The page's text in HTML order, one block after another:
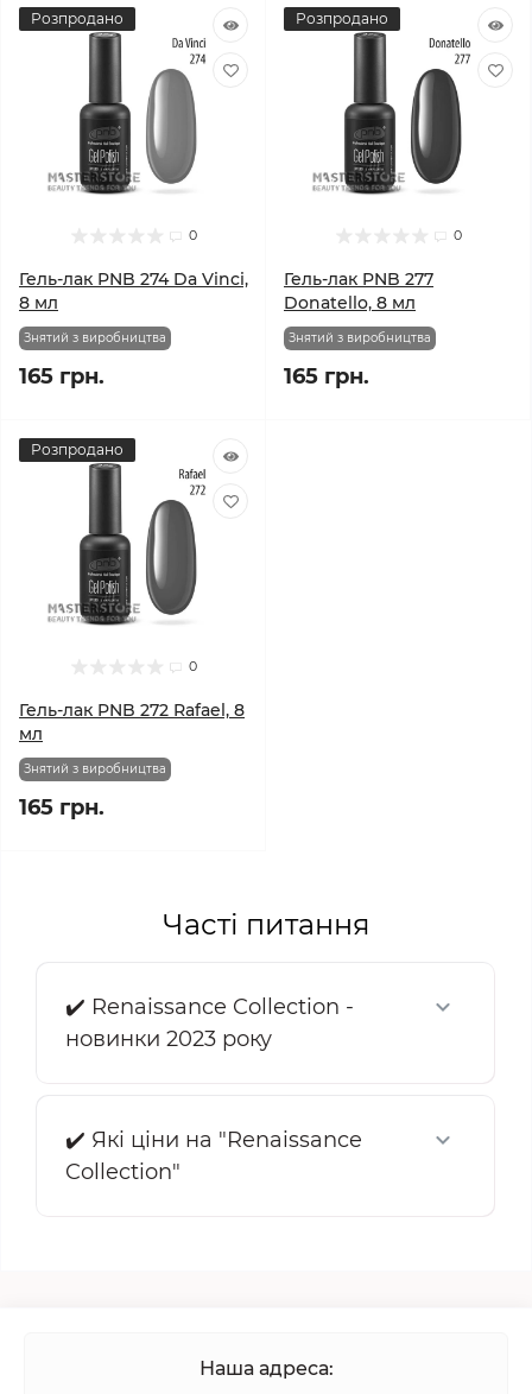
Розпродано
0
Гель-лак PNB 274 Da Vinci,
8 мл
Знятий з виробництва
165 грн.
Розпродано
0
Гель-лак PNB 277
Donatello, 8 мл
Знятий з виробництва
165 грн.
Розпродано
0
Гель-лак PNB 272 Rafael, 8
мл
Знятий з виробництва
165 грн.
Часті питання
✔️ Renaissance Collection -
новинки 2023 року
✔️ Які ціни на "Renaissance
Collection"
Наша адреса: